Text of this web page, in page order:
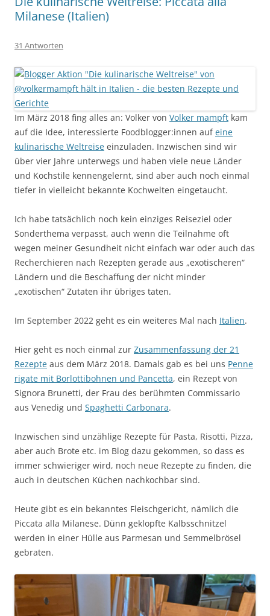
Milanese (Italien)
31 Antworten
Im März 2018 fing alles an: Volker von Volker mampft kam
auf die Idee, interessierte Foodblogger:innen aufeine
kulinarische Weltreise einzuladen. Inzwischen sind wir
über vier Jahre unterwegs und haben viele neue Länder
und Kochstile kennengelernt, sind aber auch noch einmal
tiefer in vielleicht bekannte Kochwelten eingetaucht.
Ich habe tatsächlich noch kein einziges Reiseziel oder
Sonderthema verpasst, auch wenn die Teilnahme oft
wegen meiner Gesundheit nicht einfach war oder auch das
Recherchieren nach Rezepten gerade aus „exotischeren“
Ländern und die Beschaffung der nicht minder
„exotischen“ Zutaten ihr übriges taten.
Im September 2022 geht es ein weiteres Mal nach Italien.
Hier geht es noch einmal zur Zusammenfassung der 21
Rezepte aus dem März 2018. Damals gab es bei uns Penne
rigate mit Borlottibohnen und Pancetta, ein Rezept von
Signora Brunetti, der Frau des berühmten Commissario
aus Venedig und Spaghetti Carbonara.
Inzwischen sind unzählige Rezepte für Pasta, Risotti, Pizza,
aber auch Brote etc. im Blog dazu gekommen, so dass es
immer schwieriger wird, noch neue Rezepte zu finden, die
auch in deutschen Küchen nachkochbar sind.
Heute gibt es ein bekanntes Fleischgericht, nämlich die
Piccata alla Milanese. Dünn geklopfte Kalbsschnitzel
werden in einer Hülle aus Parmesan und Semmelbrösel
gebraten.